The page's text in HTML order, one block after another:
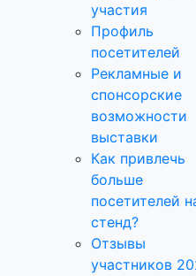
участия
Профиль
посетителей
Рекламные и
спонсорские
возможности
выставки
Как привлечь
больше
посетителей
стенд?
Отзывы
участников